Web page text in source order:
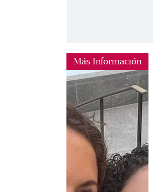
Más Información